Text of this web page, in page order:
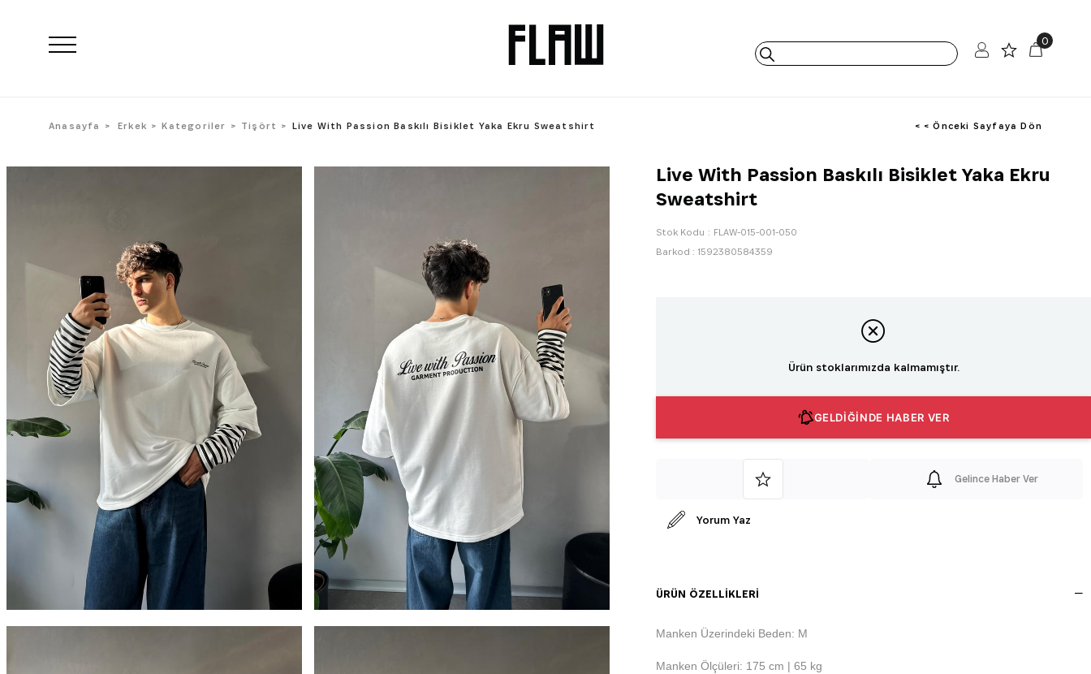
0
Anasayfa Erkek Kategoriler Tişört Live With Passion Baskılı Bisiklet Yaka Ekru Sweatshirt < < Önceki Sayfaya Dön
Live With Passion Baskılı Bisiklet Yaka Ekru
Sweatshirt
Stok Kodu
FLAW-015-001-050
Barkod : 1592380584359
Ürün stoklarımızda kalmamıştır.
GELDİĞİNDE HABER VER
Gelince Haber Ver
Yorum Yaz
ÜRÜN ÖZELLIKLERI
Manken Üzerindeki Beden: M
Manken Ölçüleri: 175 cm | 65 kg